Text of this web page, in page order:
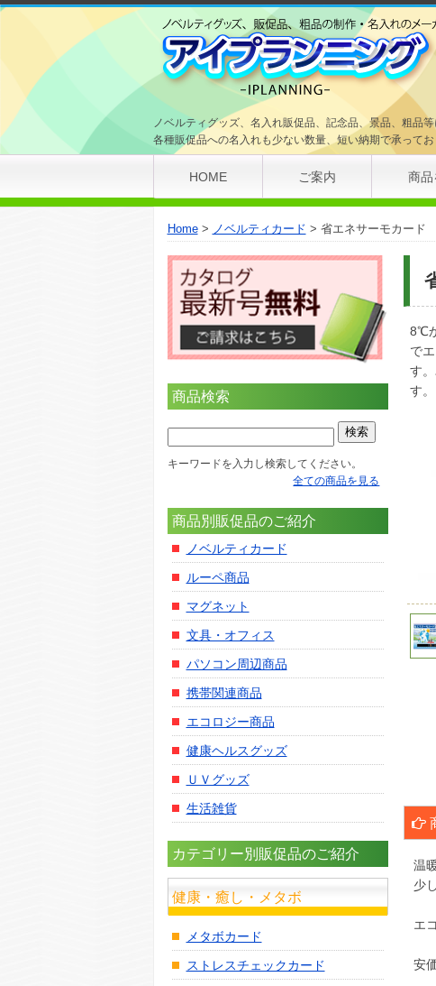
ノベルティグッズ、名入れ販促品、記念品、景品、粗品
各種販促品への名入れも少ない数量、短い納期で承ってお
HOME ご案内 商品
Home ノベルティカード 省エネサーモカード
8℃
で
す
す。
温
少
エ
安
商品検索
キーワードを入力し検索してください。
全ての商品を見る
商品別販促品のご紹介
ノベルティカード
ルーペ商品
マグネット
文具・オフィス
パソコン周辺商品
携帯関連商品
エコロジー商品
健康ヘルスグッズ
ＵＶグッズ
生活雑貨
カテゴリー別販促品のご紹介
健康・癒し・メタボ
メタボカード
ストレスチェックカード